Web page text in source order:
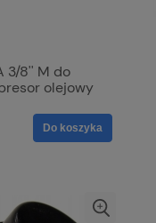
3/8'' M do
olejowy
Do koszyka